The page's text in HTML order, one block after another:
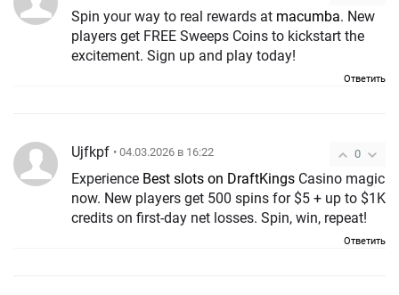
Spin your way to real rewards at macumba. New
players get FREE Sweeps Coins to kickstart the
excitement. Sign up and play today!
Ответить
0
Ujfkpf • 04.03.2026 в 16:22
Experience Best slots on DraftKings Casino magic
now. New players get 500 spins for $5 + up to $1K
credits on first-day net losses. Spin, win, repeat!
Ответить